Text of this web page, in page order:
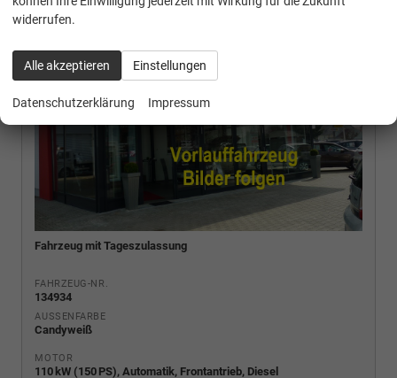
Fahrzeug mit Tageszulassung
FAHRZEUG-NR.
134934
AUSSENFARBE
Candyweiß
MOTOR
110 kW (150 PS), Automatik, Frontantrieb, Diesel
widerrufen.
Alle akzeptieren Einstellungen
Datenschutzerklärung Impressum